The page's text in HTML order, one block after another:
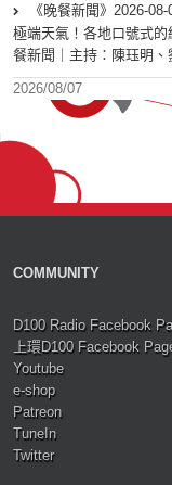
《晚餐新聞》2026-
極端天氣！各地口號式
餐新聞｜主持：陳珏明、
2026/08/07
COMMUNITY
D100 Radio Facebook
上環D100 Facebook
Youtube
e-shop
Patreon
TuneIn
Twitter